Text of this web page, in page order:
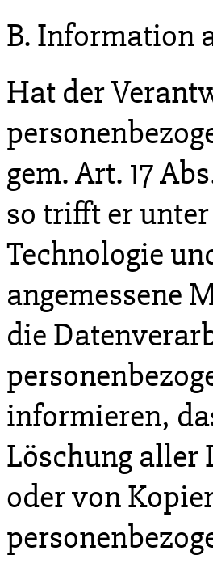
B. Information
Hat der
gem. Art. 17
so trifft er
Technologie
angemessene
die
informieren,
Löschung aller
oder von